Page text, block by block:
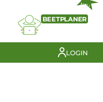
NEU
BEETPLANER
LOGIN